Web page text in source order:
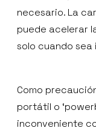
necesario. La
puede acelerar
solo cuando sea
Como
portátil o
inconveniente